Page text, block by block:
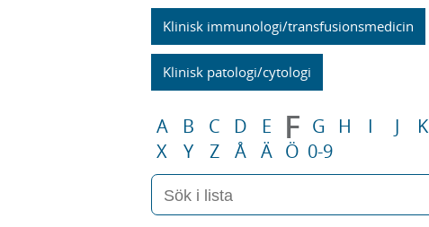
Klinisk immunologi/transfusionsmedicin
Klinisk patologi/cytologi
A B C D E F G H I J K
X
Y Z Å Ä Ö 0-9